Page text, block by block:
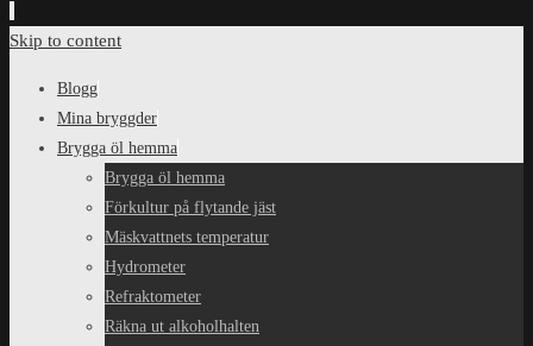
Skip to content
Blogg
Mina bryggder
Brygga öl hemma
Brygga öl hemma
Förkultur på flytande jäst
Mäskvattnets temperatur
Hydrometer
Refraktometer
Räkna ut alkoholhalten